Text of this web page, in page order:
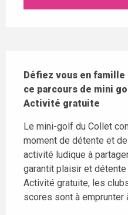
Défiez vous en
ce parcours de mini
Activité gratuite
Le mini-golf du Collet
moment de détente et
activité ludique à
garantit plaisir et détente
Activité gratuite, les
scores sont à emprunter